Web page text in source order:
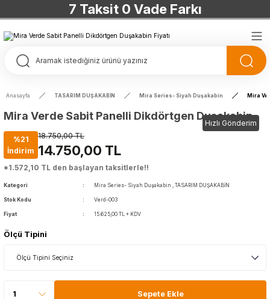
7 Taksit 0 Vade Farkı
TÜRKİYE’NİN HERYERİNE ÜCRETSİZ KARGO
TÜRKİYE’NİN HERYERİNE ÜCRETSİZ KARGO
Anasayfa TASARIM DUŞAKABİN Mira Series- Siyah Duşakabin Mira
Hızlı Gönderim
Mira Verde Sabit Panelli Dikdörtgen Duşakabin
%21
İndirim
18.750,00 TL
14.750,00 TL
*1.572,10 TL den başlayan taksitlerle!!
Kategori Mira Series- Siyah Duşakabin , TASARIM DUŞAKABİN
Stok Kodu Verd-003
Fiyat 15.625,00 TL + KDV
Ölçü Tipini
Sepete Ekle